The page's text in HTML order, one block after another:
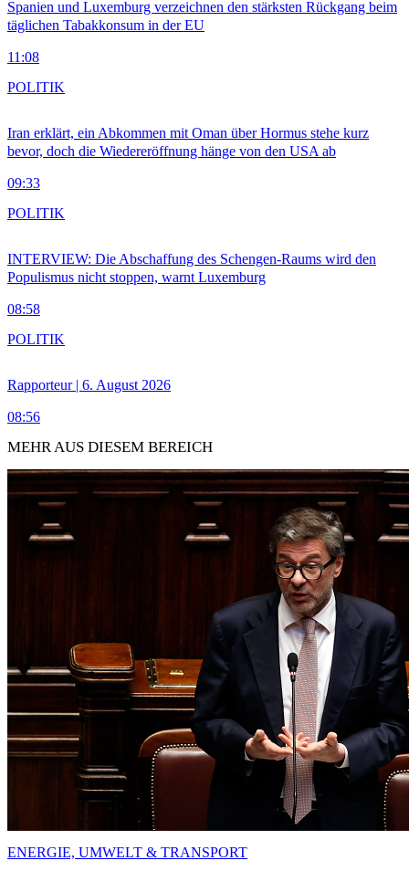
Spanien und Luxemburg verzeichnen den stärksten Rückgang beim
täglichen Tabakkonsum in der EU
11:08
Iran erklärt, ein Abkommen mit Oman über Hormus stehe kurz
bevor, doch die Wiedereröffnung hänge von den USA ab
09:33
POLITIK
INTERVIEW: Die Abschaffung des Schengen-Raums wird den
Populismus nicht stoppen, warnt Luxemburg
08:58
POLITIK
Rapporteur | 6. August 2026
08:56
POLITIK
MEHR AUS DIESEM BEREICH
ENERGIE, UMWELT & TRANSPORT